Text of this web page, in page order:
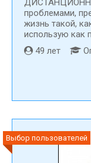
проблемами,
жизнь такой,
использую как
49 лет
Выбор пользователей